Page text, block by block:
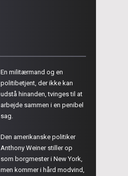
En militærmand og en
politibetjent, der ikke kan
udstå hinanden, tvinges til at
arbejde sammen i en penibel
sag.
Den amerikanske politiker
Anthony Weiner stiller op
som borgmester i New York,
men kommer i hård modvind,